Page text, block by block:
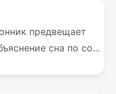
предвещает
сна по со...